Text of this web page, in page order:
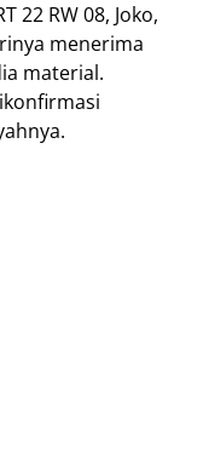
22 RW 08, Joko,
menerima
material.